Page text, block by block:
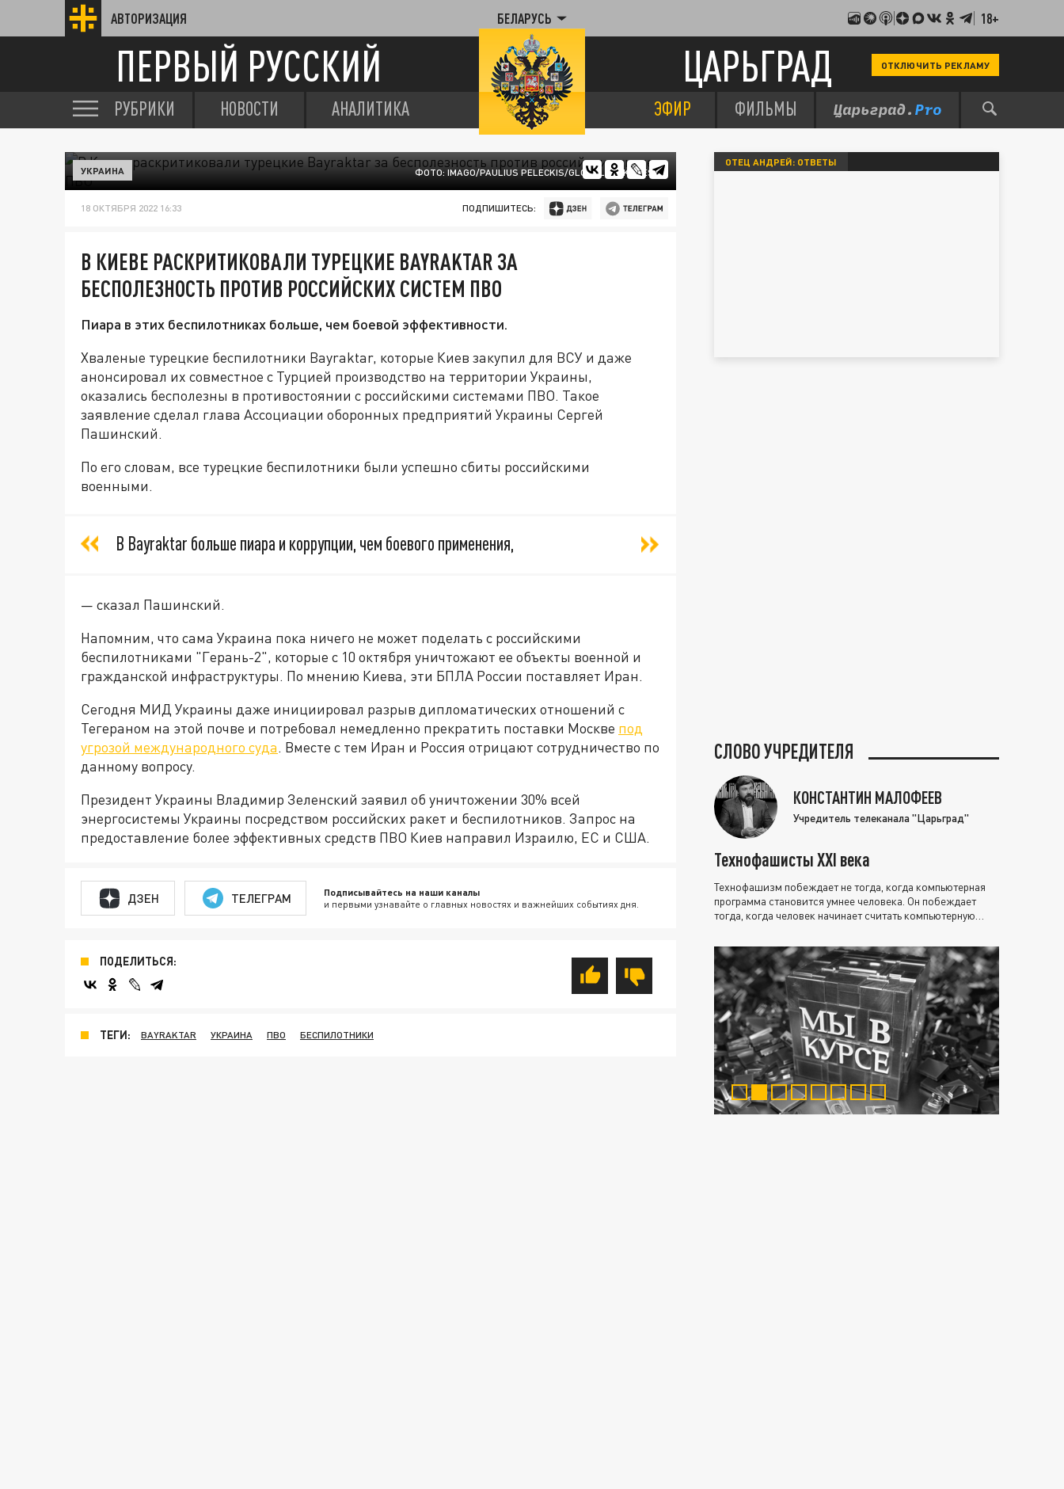
АВТОРИЗАЦИЯ БЕЛАРУСЬ 18+
ПЕРВЫЙ РУССКИЙ ЦАРЬГРАД ОТКЛЮЧИТЬ РЕКЛАМУ
РУБРИКИ НОВОСТИ АНАЛИТИКА ЭФИР ФИЛЬМЫ
ФОТО: IMAGO/PAULIUS PELECKIS/GLOBALLOOKPRESS
УКРАИНА
18 ОКТЯБРЯ 2022 16:33 ПОДПИШИТЕСЬ:
В КИЕВЕ РАСКРИТИКОВАЛИ ТУРЕЦКИЕ BAYRAKTAR ЗА
БЕСПОЛЕЗНОСТЬ ПРОТИВ РОССИЙСКИХ СИСТЕМ ПВО
Пиара в этих беспилотниках больше, чем боевой эффективности.
Хваленые турецкие беспилотники Bayraktar, которые Киев закупил для ВСУ и даже
анонсировал их совместное с Турцией производство на территории Украины,
оказались бесполезны в противостоянии с российскими системами ПВО. Такое
заявление сделал глава Ассоциации оборонных предприятий Украины Сергей
Пашинский.
По его словам, все турецкие беспилотники были успешно сбиты российскими
военными.
В Bayraktar больше пиара и коррупции, чем боевого применения,
— сказал Пашинский.
Напомним, что сама Украина пока ничего не может поделать с российскими
беспилотниками "Герань-2", которые с 10 октября уничтожают ее объекты военной и
гражданской инфраструктуры. По мнению Киева, эти БПЛА России поставляет Иран.
Сегодня МИД Украины даже инициировал разрыв дипломатических отношений с
Тегераном на этой почве и потребовал немедленно прекратить поставки Москве под
угрозой международного суда. Вместе с тем Иран и Россия отрицают сотрудничество по
данному вопросу.
Президент Украины Владимир Зеленский заявил об уничтожении 30% всей
энергосистемы Украины посредством российских ракет и беспилотников. Запрос на
предоставление более эффективных средств ПВО Киев направил Израилю, ЕС и США.
ДЗЕН ТЕЛЕГРАМ Подписывайтесь на наши каналы
и первыми узнавайте о главных новостях и важнейших событиях дня.
ПОДЕЛИТЬСЯ:
ТЕГИ: BAYRAKTAR УКРАИНА ПВО БЕСПИЛОТНИКИ
ОТЕЦ АНДРЕЙ: ОТВЕТЫ
СЛОВО УЧРЕДИТЕЛЯ
КОНСТАНТИН МАЛОФЕЕВ
Учредитель телеканала "Царьград"
Технофашисты XXI века
Технофашизм побеждает не тогда, когда компьютерная
программа становится умнее человека. Он побеждает
тогда, когда человек начинает считать компьютерную